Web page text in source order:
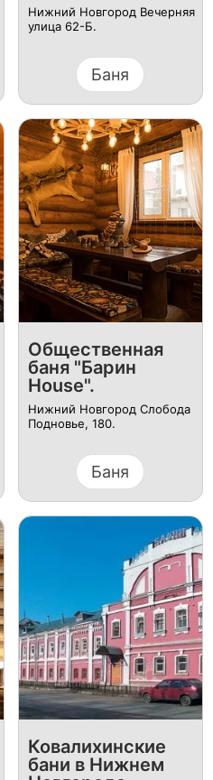
Нижний Новгород Вечерняя
улица 62-Б.
Баня
Общественная
баня "Барин
House".
Нижний Новгород Слобода
Подновье, 180.
Баня
Ковалихинские
бани в Нижнем